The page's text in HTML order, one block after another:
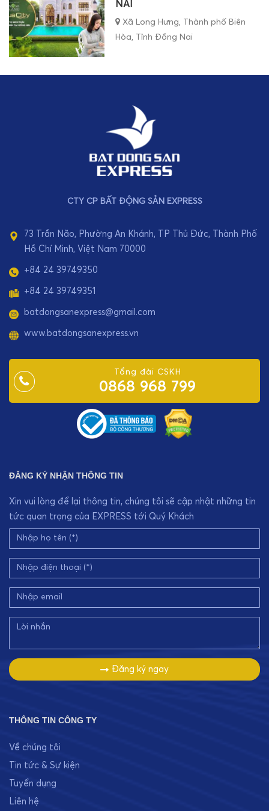
NAI
Xã Long Hưng, Thành phố Biên
Hòa, Tỉnh Đồng Nai
CTY CP BẤT ĐỘNG SẢN EXPRESS
73 Trần Não, Phường An Khánh, TP Thủ Đức, Thành Phố
Hồ Chí Minh, Việt Nam 70000
+84 24 39749350
+84 24 39749351
batdongsanexpress@gmail.com
www.batdongsanexpress.vn
Tổng đài CSKH
0868 968 799
ĐĂNG KÝ NHẬN THÔNG TIN
Xin vui lòng để lại thông tin, chúng tôi sẽ cập nhật những tin
tức quan trọng của EXPRESS tới Quý Khách
Đăng ký ngay
THÔNG TIN CÔNG TY
Về chúng tôi
Tin tức & Sự kiện
Tuyển dụng
Liên hệ